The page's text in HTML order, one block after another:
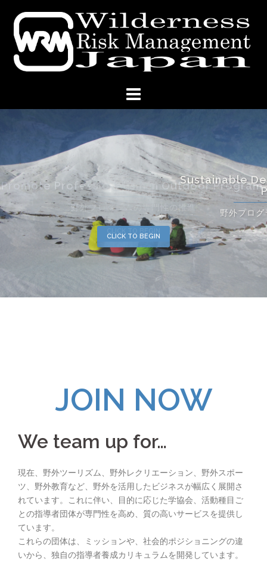
Sustainable Development in Outdoor
Program.
野外プログラムの持続可能な発展
CLICK TO BEGIN
JOIN NOW
We team up for…
現在、野外ツーリズム、野外レクリエーション、野外スポー
ツ、野外教育など、野外を活用したビジネスが幅広く展開さ
れています。これに伴い、目的に応じた学協会、活動種目ご
との指導者団体が専門性を高め、質の高いサービスを提供し
ています。
これらの団体は、ミッションや、社会的ポジショニングの違
いから、独自の指導者養成カリキュラムを開発しています。